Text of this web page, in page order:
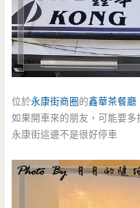
位於永康街商圈的鑫華茶餐廳
如果開車來的朋友，可能要多
永康街這邊不是很好停車